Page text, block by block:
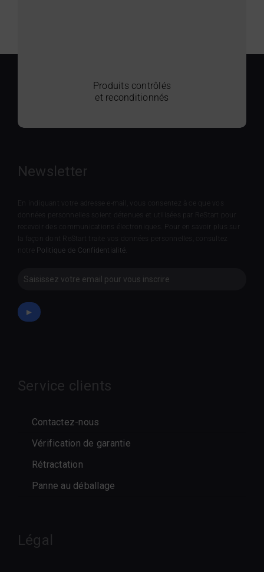
Produits contrôlés
et reconditionnés
Newsletter
En indiquant votre adresse e-mail, vous consentez à ce que vos
données personnelles soient détenues et utilisées par ReStart pour
recevoir des communications électroniques. Pour en savoir plus sur
la façon dont ReStart traite vos données personnelles, consultez
notre
Politique de Confidentialité
Newsletter
►
Service clients
Contactez-nous
Vérification de garantie
Rétractation
Panne au déballage
Légal